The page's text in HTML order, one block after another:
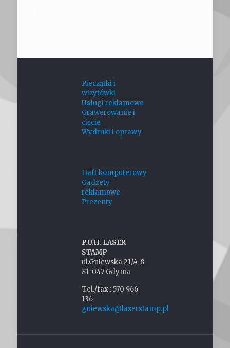
Pieczątki i
wizytówki
Usługi reklamowe
Grawerowanie i
cięcie
Wydruki i oprawy
Haft komputerowy
Gadżety
reklamowe
Prezenty
P.U.H. LASER
STAMP
ul.Gniewska 21/A-8
81-047 Gdynia
Tel./fax.: 570 966
136
gniewska@laserstamp.pl